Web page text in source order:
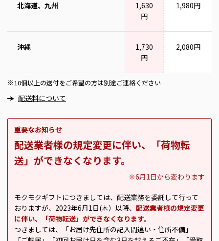
北海道、九州
1,630
円
1,980円
沖縄
1,730
円
2,080円
※ 10個以上の送付をご希望の方は別途ご連絡ください
配送料について
重要なお知らせ
配送業者様の規定変更に伴い、「荷物転
送」ができなくなります。
※6月1日から変わります
モクモクギフトにつきましては、配送業務を委託して行って
おりますが、2023年6月1日(木）以降、 配送業者様の規定変更
に伴い、「荷物転送」ができなくなります。
つきましては、「お届け先住所の記入間違い・住所不備」